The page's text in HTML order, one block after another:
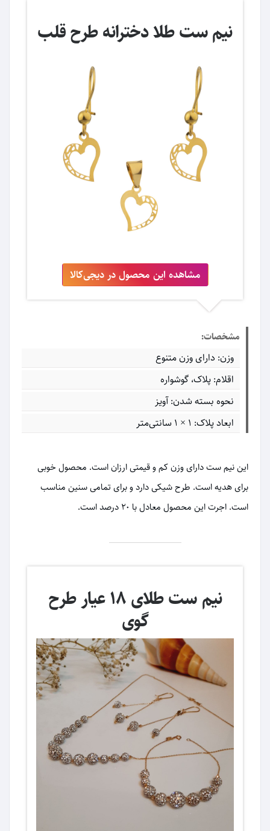
نیم ست طلا دخترانه طرح قلب
مشاهده این محصول در دیجی‌کالا
مشخصات:
وزن: دارای وزن متنوع
اقلام: پلاک، گوشواره
نحوه بسته شدن: آویز
ابعاد پلاک: ۱ × ۱ سانتی‌متر
این نیم ست دارای وزن کم و قیمتی ارزان است. محصول خوبی
برای هدیه است. طرح شیکی دارد و برای تمامی سنین مناسب
است. اجرت این محصول معادل با ۲۰ درصد است.
نیم ست طلای 18 عیار طرح
گوی